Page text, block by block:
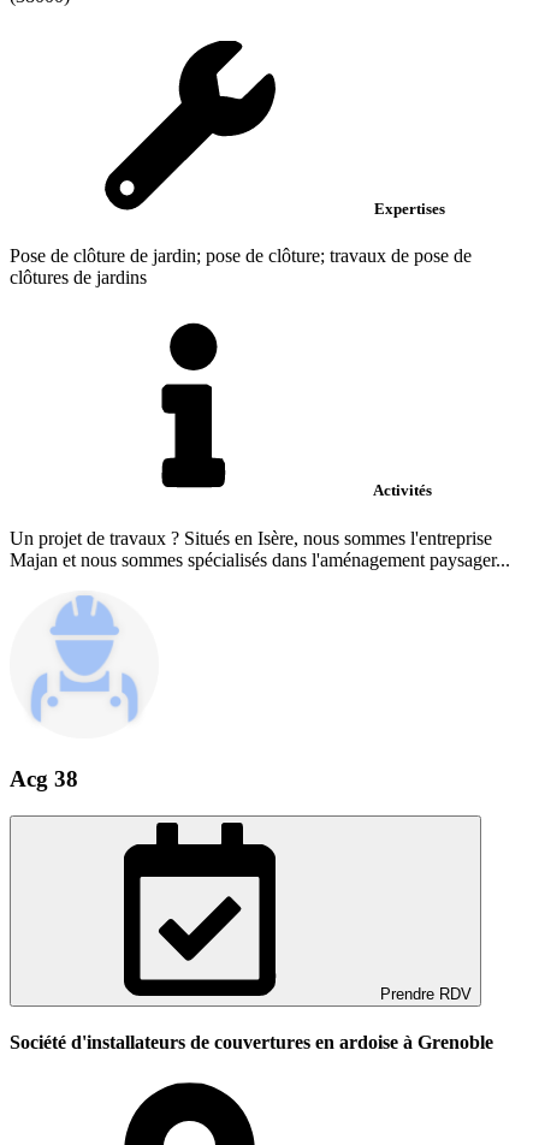
Expertises
Pose de clôture de jardin; pose de clôture; travaux de pose de
clôtures de jardins
Activités
Un projet de travaux ? Situés en Isère, nous sommes l'entreprise
Majan et nous sommes spécialisés dans l'aménagement paysager...
Acg 38
Prendre RDV
Société d'installateurs de couvertures en ardoise à Grenoble